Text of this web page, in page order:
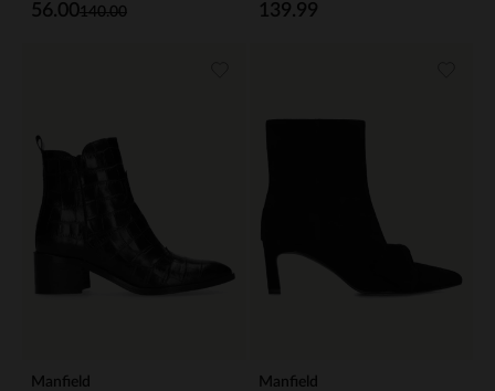
140.00
56.00 139.99
Manfield Manfield